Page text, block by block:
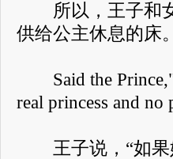
所以，王子和女
供给公主休息的床。
Said the Prince,"if
real princess and no
王子说，“如果